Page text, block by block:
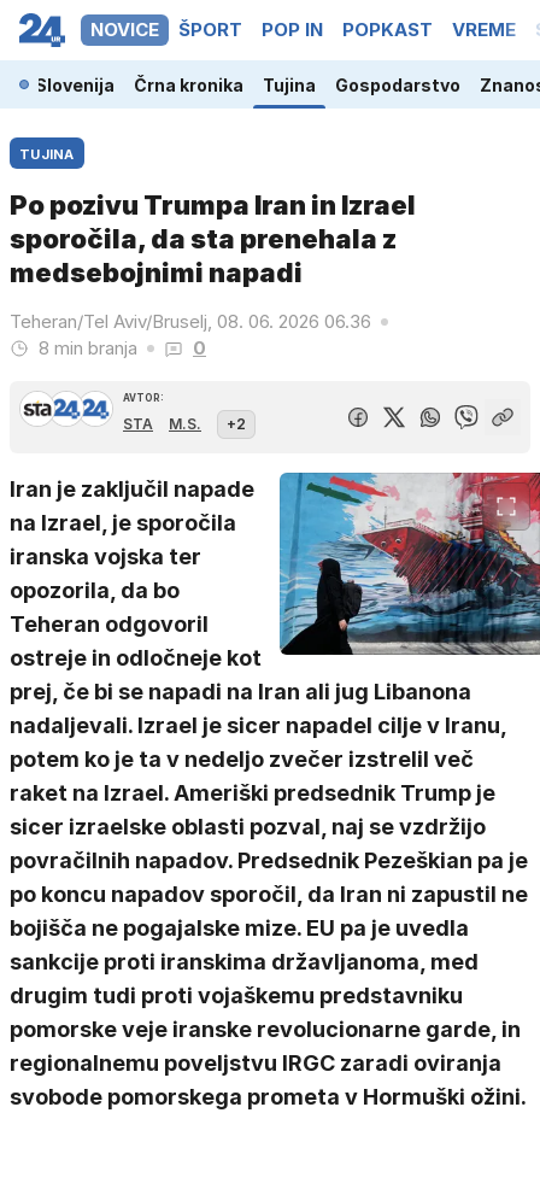
NOVICE ŠPORT POP IN POPKAST VREME
Slovenija Črna kronika Tujina Gospodarstvo
TUJINA
Po pozivu Trumpa Iran in Izrael
sporočila, da sta prenehala z
medsebojnimi napadi
Teheran/Tel Aviv/Bruselj, 08. 06. 2026 06.36
8 min branja
0
AVTOR:
STA M.S. +2
Iran je zaključil napade
na Izrael, je sporočila
iranska vojska ter
opozorila, da bo
Teheran odgovoril
ostreje in odločneje kot
prej, če bi se napadi na Iran ali jug Libanona
nadaljevali. Izrael je sicer napadel cilje v Iranu,
potem ko je ta v nedeljo zvečer izstrelil več
raket na Izrael. Ameriški predsednik Trump je
sicer izraelske oblasti pozval, naj se vzdržijo
povračilnih napadov. Predsednik Pezeškian pa je
po koncu napadov sporočil, da Iran ni zapustil ne
bojišča ne pogajalske mize. EU pa je uvedla
sankcije proti iranskima državljanoma, med
drugim tudi proti vojaškemu predstavniku
pomorske veje iranske revolucionarne garde, in
regionalnemu poveljstvu IRGC zaradi oviranja
svobode pomorskega prometa v Hormuški ožini.